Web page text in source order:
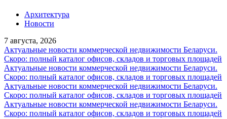
Архитектура
Новости
7 августа, 2026
Актуальные новости коммерческой недвижимости Беларуси.
Скоро: полный каталог офисов, складов и торговых площадей
Актуальные новости коммерческой недвижимости Беларуси.
Скоро: полный каталог офисов, складов и торговых площадей
Актуальные новости коммерческой недвижимости Беларуси.
Скоро: полный каталог офисов, складов и торговых площадей
Актуальные новости коммерческой недвижимости Беларуси.
Скоро: полный каталог офисов, складов и торговых площадей